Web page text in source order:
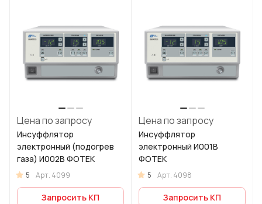
Цена по запросу
Инсуффлятор
электронный (подогрев
газа) И002В ФОТЕК
5 Арт. 4099
Запросить КП
Цена по запросу
Инсуффлятор
электронный И001В
ФОТЕК
5 Арт. 4098
Запросить КП